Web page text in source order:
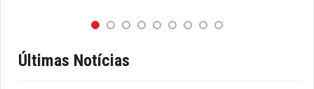
Últimas Notícias